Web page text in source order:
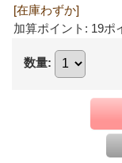
[在庫わずか]
加算ポイント: 19ポ
数量: